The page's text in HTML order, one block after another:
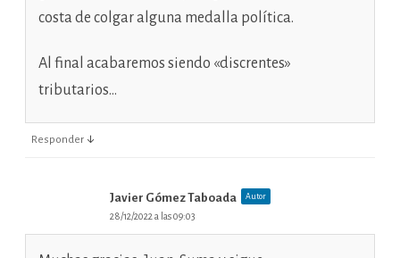
costa de colgar alguna medalla política.
Al final acabaremos siendo «discrentes»
tributarios…
Responder ↓
Javier Gómez Taboada Autor
28/12/2022 a las 09:03